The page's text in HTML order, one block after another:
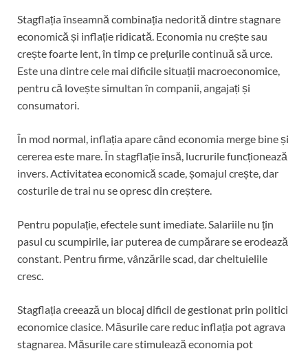
Stagflația înseamnă combinația nedorită dintre stagnare
economică și inflație ridicată. Economia nu crește sau
crește foarte lent, în timp ce prețurile continuă să urce.
Este una dintre cele mai dificile situații macroeconomice,
pentru că lovește simultan în companii, angajați și
consumatori.
În mod normal, inflația apare când economia merge bine și
cererea este mare. În stagflație însă, lucrurile funcționează
invers. Activitatea economică scade, șomajul crește, dar
costurile de trai nu se opresc din creștere.
Pentru populație, efectele sunt imediate. Salariile nu țin
pasul cu scumpirile, iar puterea de cumpărare se erodează
constant. Pentru firme, vânzările scad, dar cheltuielile
cresc.
Stagflația creează un blocaj dificil de gestionat prin politici
economice clasice. Măsurile care reduc inflația pot agrava
stagnarea. Măsurile care stimulează economia pot